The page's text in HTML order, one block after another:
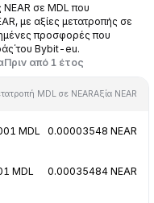
σε MDL που
με αξίες μετατροπής σε
προσφορές που
Bybit-eu.
Πριν από 1 έτος
MDL σε NEARΑξία NEAR
MDL 0.00003548 NEAR
MDL 0.00035484 NEAR